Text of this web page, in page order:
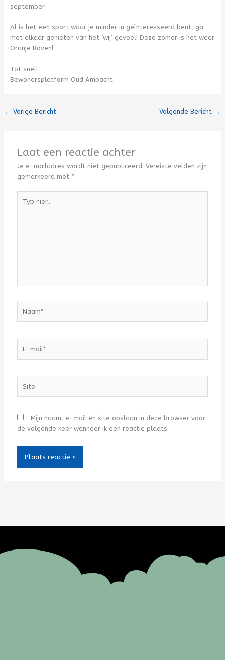
september
Al is het een sport waar je minder in geïnteresseerd bent, ga
met elkaar genieten van het ‘wij’ gevoel! Deze zomer is het weer
Oranje Boven!
Tot snel!
Bewonersplatform Oud Ambacht
← Vorige Bericht Volgende Bericht →
Laat een reactie achter
Je e-mailadres wordt niet gepubliceerd. Vereiste velden zijn
gemarkeerd met *
hier...
mail*
Mijn naam, e-mail en site opslaan in deze browser voor
de volgende keer wanneer ik een reactie plaats.